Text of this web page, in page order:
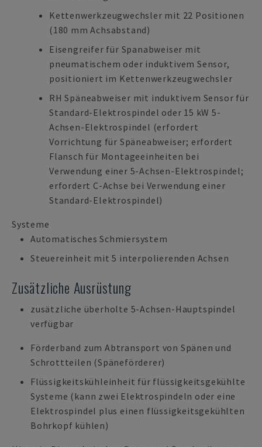
Kettenwerkzeugwechsler mit 22 Positionen
(180 mm Achsabstand)
Eisengreifer für Spanabweiser mit
pneumatischem oder induktivem Sensor,
positioniert im Kettenwerkzeugwechsler
RH Späneabweiser mit induktivem Sensor für
Standard-Elektrospindel oder 15 kW 5-
Achsen-Elektrospindel (erfordert
Vorrichtung für Späneabweiser; erfordert
Flansch für Montageeinheiten bei
Verwendung einer 5-Achsen-Elektrospindel;
erfordert C-Achse bei Verwendung einer
Standard-Elektrospindel)
Systeme
Automatisches Schmiersystem
Steuereinheit mit 5 interpolierenden Achsen
Zusätzliche Ausrüstung
zusätzliche überholte 5-Achsen-Hauptspindel
verfügbar
Förderband zum Abtransport von Spänen und
Schrottteilen (Späneförderer)
Flüssigkeitskühleinheit für flüssigkeitsgekühlte
Systeme (kann zwei Elektrospindeln oder eine
Elektrospindel plus einen flüssigkeitsgekühlten
Bohrkopf kühlen)